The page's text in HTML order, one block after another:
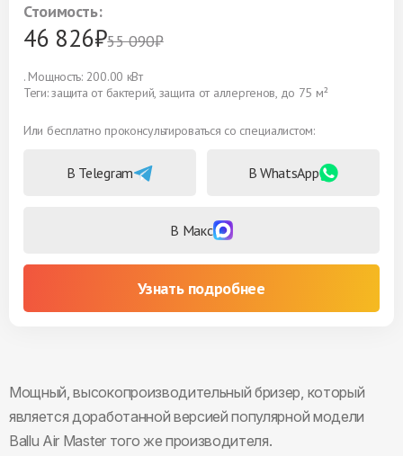
Стоимость:
46 826₽55 090₽
. Мощность: 200.00 кВт
Теги: защита от бактерий, защита от аллергенов, до 75 м²
Или бесплатно проконсультироваться со специалистом:
В Telegram В WhatsApp
В Макс
Узнать подробнее
Мощный, высокопроизводительный бризер, который
является доработанной версией популярной модели
Ballu Air Master того же производителя.